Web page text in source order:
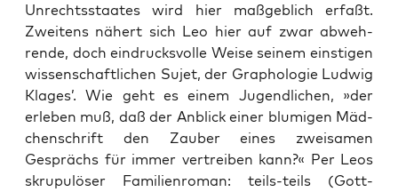
Unrechts­staa­tes wird hier maß­geb­lich erfaßt.
Zwei­tens nähert sich Leo hier auf zwar abweh­
ren­de, doch ein­drucks­vol­le Wei­se sei­nem eins­ti­gen
wis­sen­schaft­li­chen Sujet, der Gra­pho­lo­gie Lud­wig
Kla­ges’. Wie geht es einem Jugend­li­chen, »der
erle­ben muß, daß der Anblick einer blu­mi­gen Mäd­
chen­schrift den Zau­ber eines zwei­sa­men
Gesprächs für immer ver­trei­ben kann?« Per Leos
skru­pu­lö­ser Fami­li­en­ro­man: teils-teils (Gott­